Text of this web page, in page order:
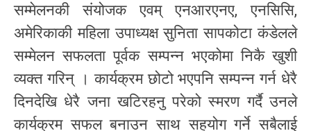
सम्मेलनकी संयोजक एवम् एनआरएनए, एनसिसि,
अमेरिकाकी महिला उपाध्यक्ष सुनिता सापकोटा कंडेलले
सम्मेलन सफलता पूर्वक सम्पन्न भएकोमा निकै खुशी
व्यक्त गरिन् । कार्यक्रम छोटो भएपनि सम्पन्न गर्न धेरै
दिनदेखि धेरै जना खटिरहनु परेको स्मरण गर्दै उनले
कार्यक्रम सफल बनाउन साथ सहयोग गर्ने सबैलाई